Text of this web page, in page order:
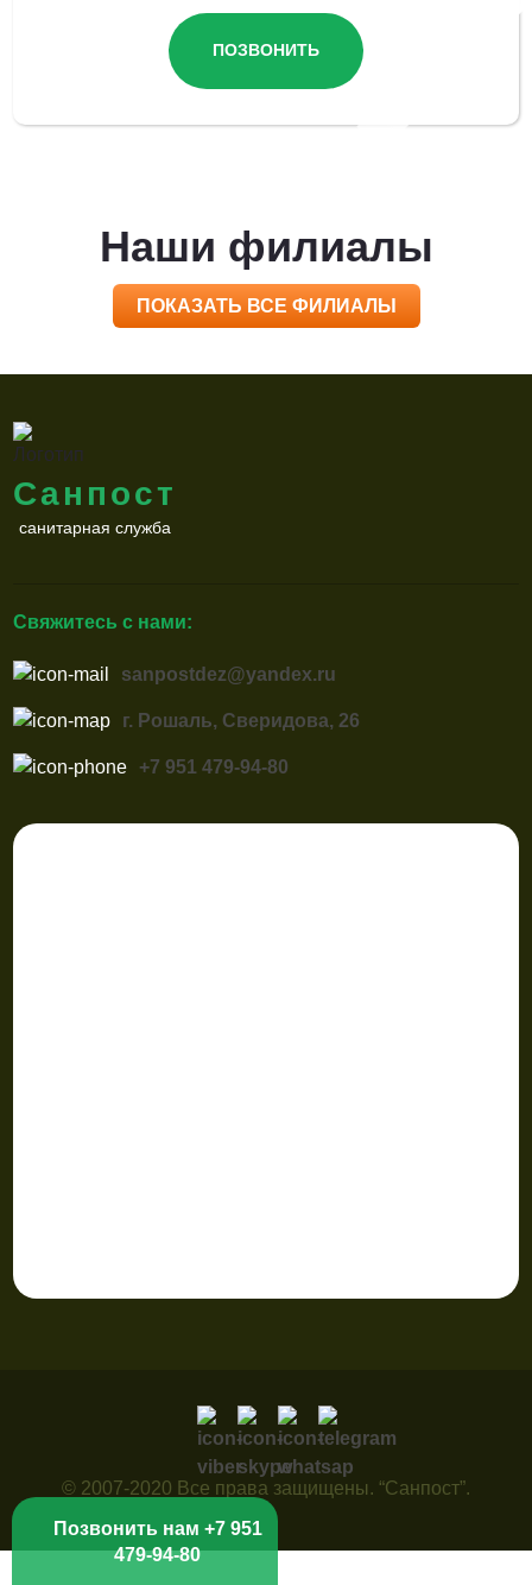
ПОЗВОНИТЬ
Наши филиалы
ПОКАЗАТЬ ВСЕ ФИЛИАЛЫ
Санпост
санитарная служба
Свяжитесь с нами:
sanpostdez@yandex.ru
г. Рошаль, Сверидова, 26
+7 951 479-94-80
Позвонить нам +7 951
479-94-80
© 2007-2020 Все права защищены. “Санпост”.